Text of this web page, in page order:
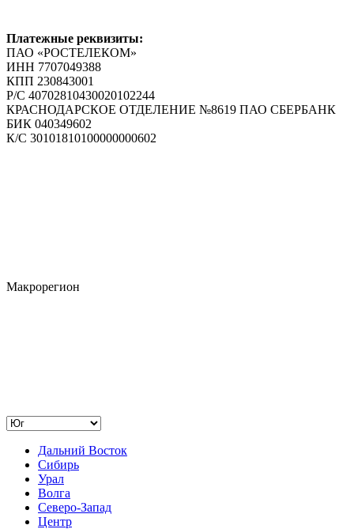
Платежные реквизиты:
ПАО «РОСТЕЛЕКОМ»
ИНН 7707049388
КПП 230843001
Р/С 40702810430020102244
КРАСНОДАРСКОЕ ОТДЕЛЕНИЕ №8619 ПАО СБЕРБАНК
БИК 040349602
К/С 30101810100000000602
Макрорегион
Дальний Восток
Сибирь
Урал
Волга
Северо-Запад
Центр